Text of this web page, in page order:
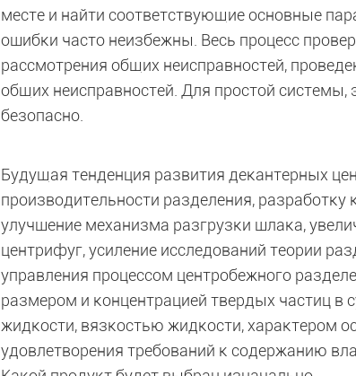
месте и найти соответствующие основные
ошибки часто неизбежны. Весь процесс
рассмотрения общих неисправностей,
общих неисправностей. Для простой системы,
безопасно.
Будущая тенденция развития декантерных
производительности разделения,
улучшение механизма разгрузки шлака,
центрифуг, усиление исследований теории
управления процессом центробежного
размером и концентрацией твердых частиц в
жидкости, вязкостью жидкости, характером
удовлетворения требований к содержанию